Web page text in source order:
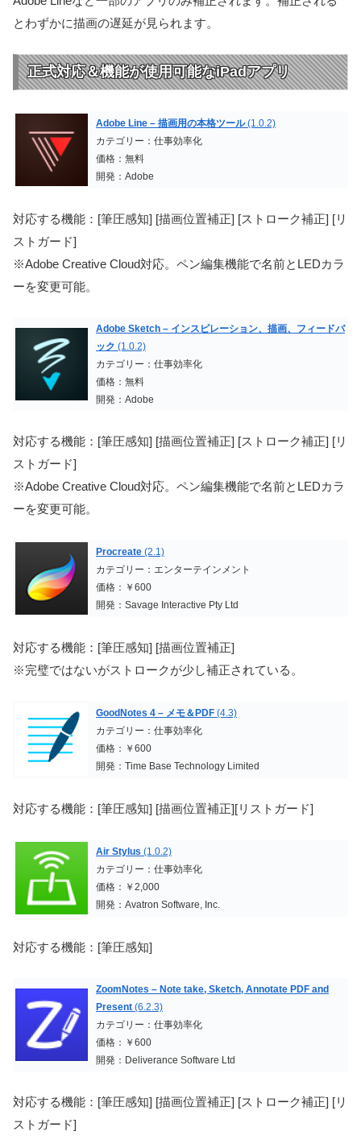
とわずかに描画の遅延が見られます。
正式対応＆機能が使用可能なiPadアプリ
Adobe Line – 描画用の本格ツール(1.0.2)
カテゴリー：仕事効率化
価格：無料
開発：Adobe
対応する機能：[筆圧感知] [描画位置補正] [ストローク補正] [リ
ストガード]
※Adobe Creative Cloud対応。ペン編集機能で名前とLEDカラ
ーを変更可能。
Adobe Sketch – インスピレーション、描画、フィードバ
ック (1.0.2)
カテゴリー：仕事効率化
価格：無料
開発：Adobe
対応する機能：[筆圧感知] [描画位置補正] [ストローク補正] [リ
ストガード]
※Adobe Creative Cloud対応。ペン編集機能で名前とLEDカラ
ーを変更可能。
Procreate (2.1)
カテゴリー：エンターテインメント
価格：￥600
開発：Savage Interactive Pty Ltd
対応する機能：[筆圧感知] [描画位置補正]
※完璧ではないがストロークが少し補正されている。
GoodNotes 4 – メモ＆PDF (4.3)
カテゴリー：仕事効率化
価格：￥600
開発：Time Base Technology Limited
対応する機能：[筆圧感知] [描画位置補正][リストガード]
Air Stylus (1.0.2)
カテゴリー：仕事効率化
価格：￥2,000
開発：Avatron Software, Inc.
対応する機能：[筆圧感知]
ZoomNotes – Note take, Sketch, Annotate PDF and
Present (6.2.3)
カテゴリー：仕事効率化
価格：￥600
開発：Deliverance Software Ltd
対応する機能：[筆圧感知] [描画位置補正] [ストローク補正] [リ
ストガード]